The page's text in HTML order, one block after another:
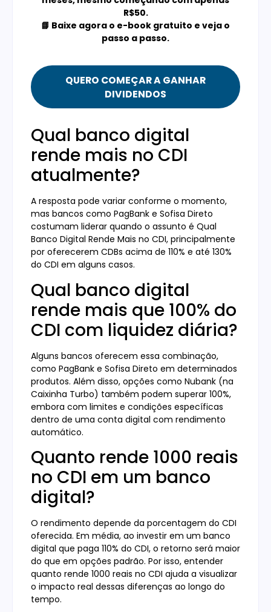
R$50.
📘 Baixe agora o e-book gratuito e veja o
passo a passo.
QUERO COMEÇAR A GANHAR
DIVIDENDOS
Qual banco digital
rende mais no CDI
atualmente?
A resposta pode variar conforme o momento,
mas bancos como PagBank e Sofisa Direto
costumam liderar quando o assunto é Qual
Banco Digital Rende Mais no CDI, principalmente
por oferecerem CDBs acima de 110% e até 130%
do CDI em alguns casos.
Qual banco digital
rende mais que 100% do
CDI com liquidez diária?
Alguns bancos oferecem essa combinação,
como PagBank e Sofisa Direto em determinados
produtos. Além disso, opções como Nubank (na
Caixinha Turbo) também podem superar 100%,
embora com limites e condições específicas
dentro de uma conta digital com rendimento
automático.
Quanto rende 1000 reais
no CDI em um banco
digital?
O rendimento depende da porcentagem do CDI
oferecida. Em média, ao investir em um banco
digital que paga 110% do CDI, o retorno será maior
do que em opções padrão. Por isso, entender
quanto rende 1000 reais no CDI ajuda a visualizar
o impacto real dessas diferenças ao longo do
tempo.